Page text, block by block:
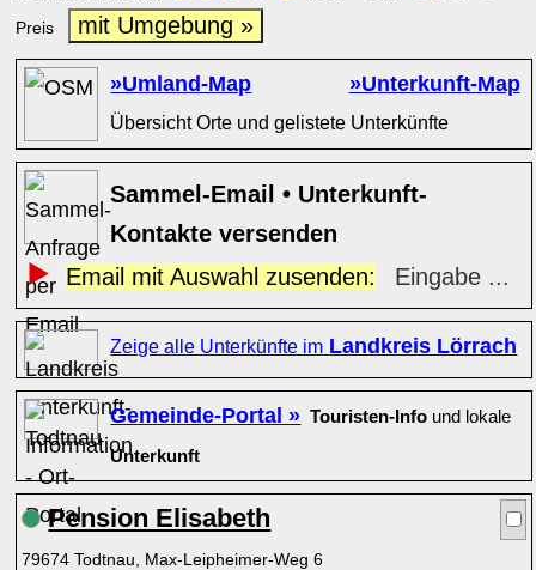
Preis
mit Umgebung »
»Umland-Map »Unterkunft-Map
Übersicht Orte und gelistete Unterkünfte
Sammel-Email • Unterkunft-
Kontakte versenden
Email mit Auswahl zusenden:
Eingabe ...
Zeige alle Unterkünfte im Landkreis Lörrach
Gemeinde-Portal » Touristen-Info und lokale
Unterkunft
Pension Elisabeth
79674 Todtnau, Max-Leipheimer-Weg 6